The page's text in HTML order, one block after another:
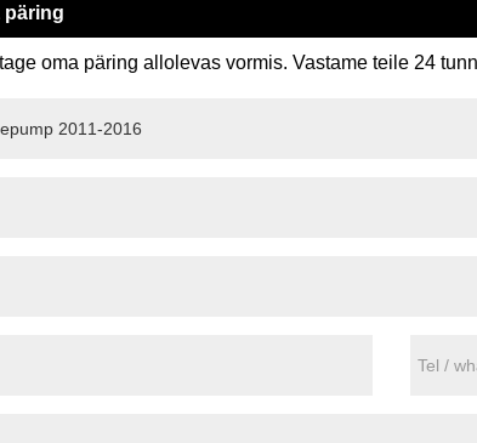
päring
oma päring allolevas vormis. Vastame teile 24